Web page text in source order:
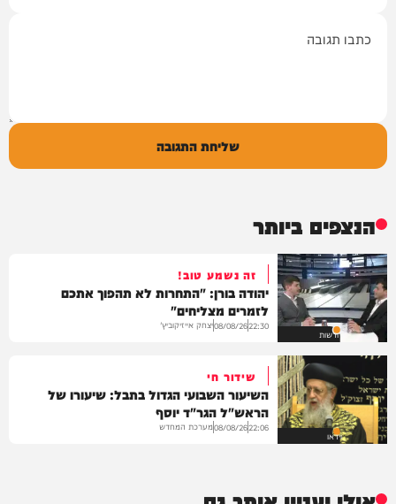
שליחת התגובה
הנצפים ביותר
חדשות
זה נשמע טוב!
יהודה בורן: "התחרות לא תהפוך אתכם
לזמרים מצליחים"
22:30
08/08/26יצחק אייזיקוביץ'
וידאו
שידור חי
השיעור השבועי הגדול בתבל: שיעורו של
הראש"ל הגר"ד יוסף
22:06
08/08/26מערכת המחדש